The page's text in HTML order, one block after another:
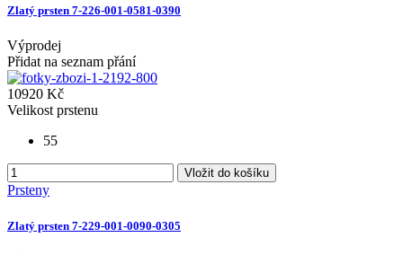
Zlatý prsten 7-226-001-0581-0390
Výprodej
Přidat na seznam přání
10920 Kč
Velikost prstenu
55
Vložit do košíku
Prsteny
Zlatý prsten 7-229-001-0090-0305